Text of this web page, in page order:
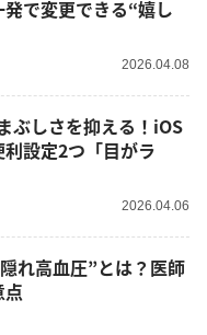
で変更できる“嬉し
2026.04.08
ぶしさを抑える！iOS
設定2つ「目がラ
2026.04.06
れ高血圧”とは？医師